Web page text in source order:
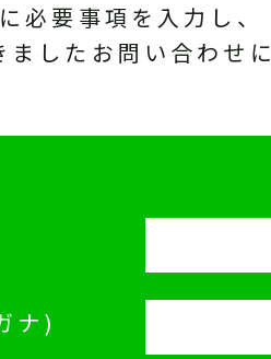
必要事項を入力し、
ましたお問い合わせ
ナ)